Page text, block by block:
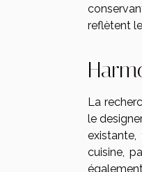
reflètent
La
le
cuisine,